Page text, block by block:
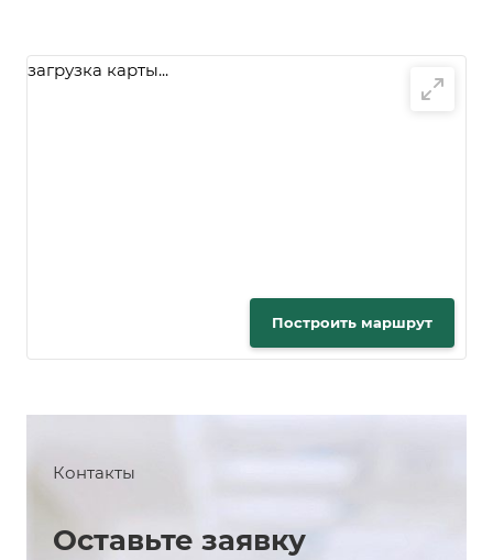
загрузка карты...
Построить маршрут
Контакты
Оставьте заявку